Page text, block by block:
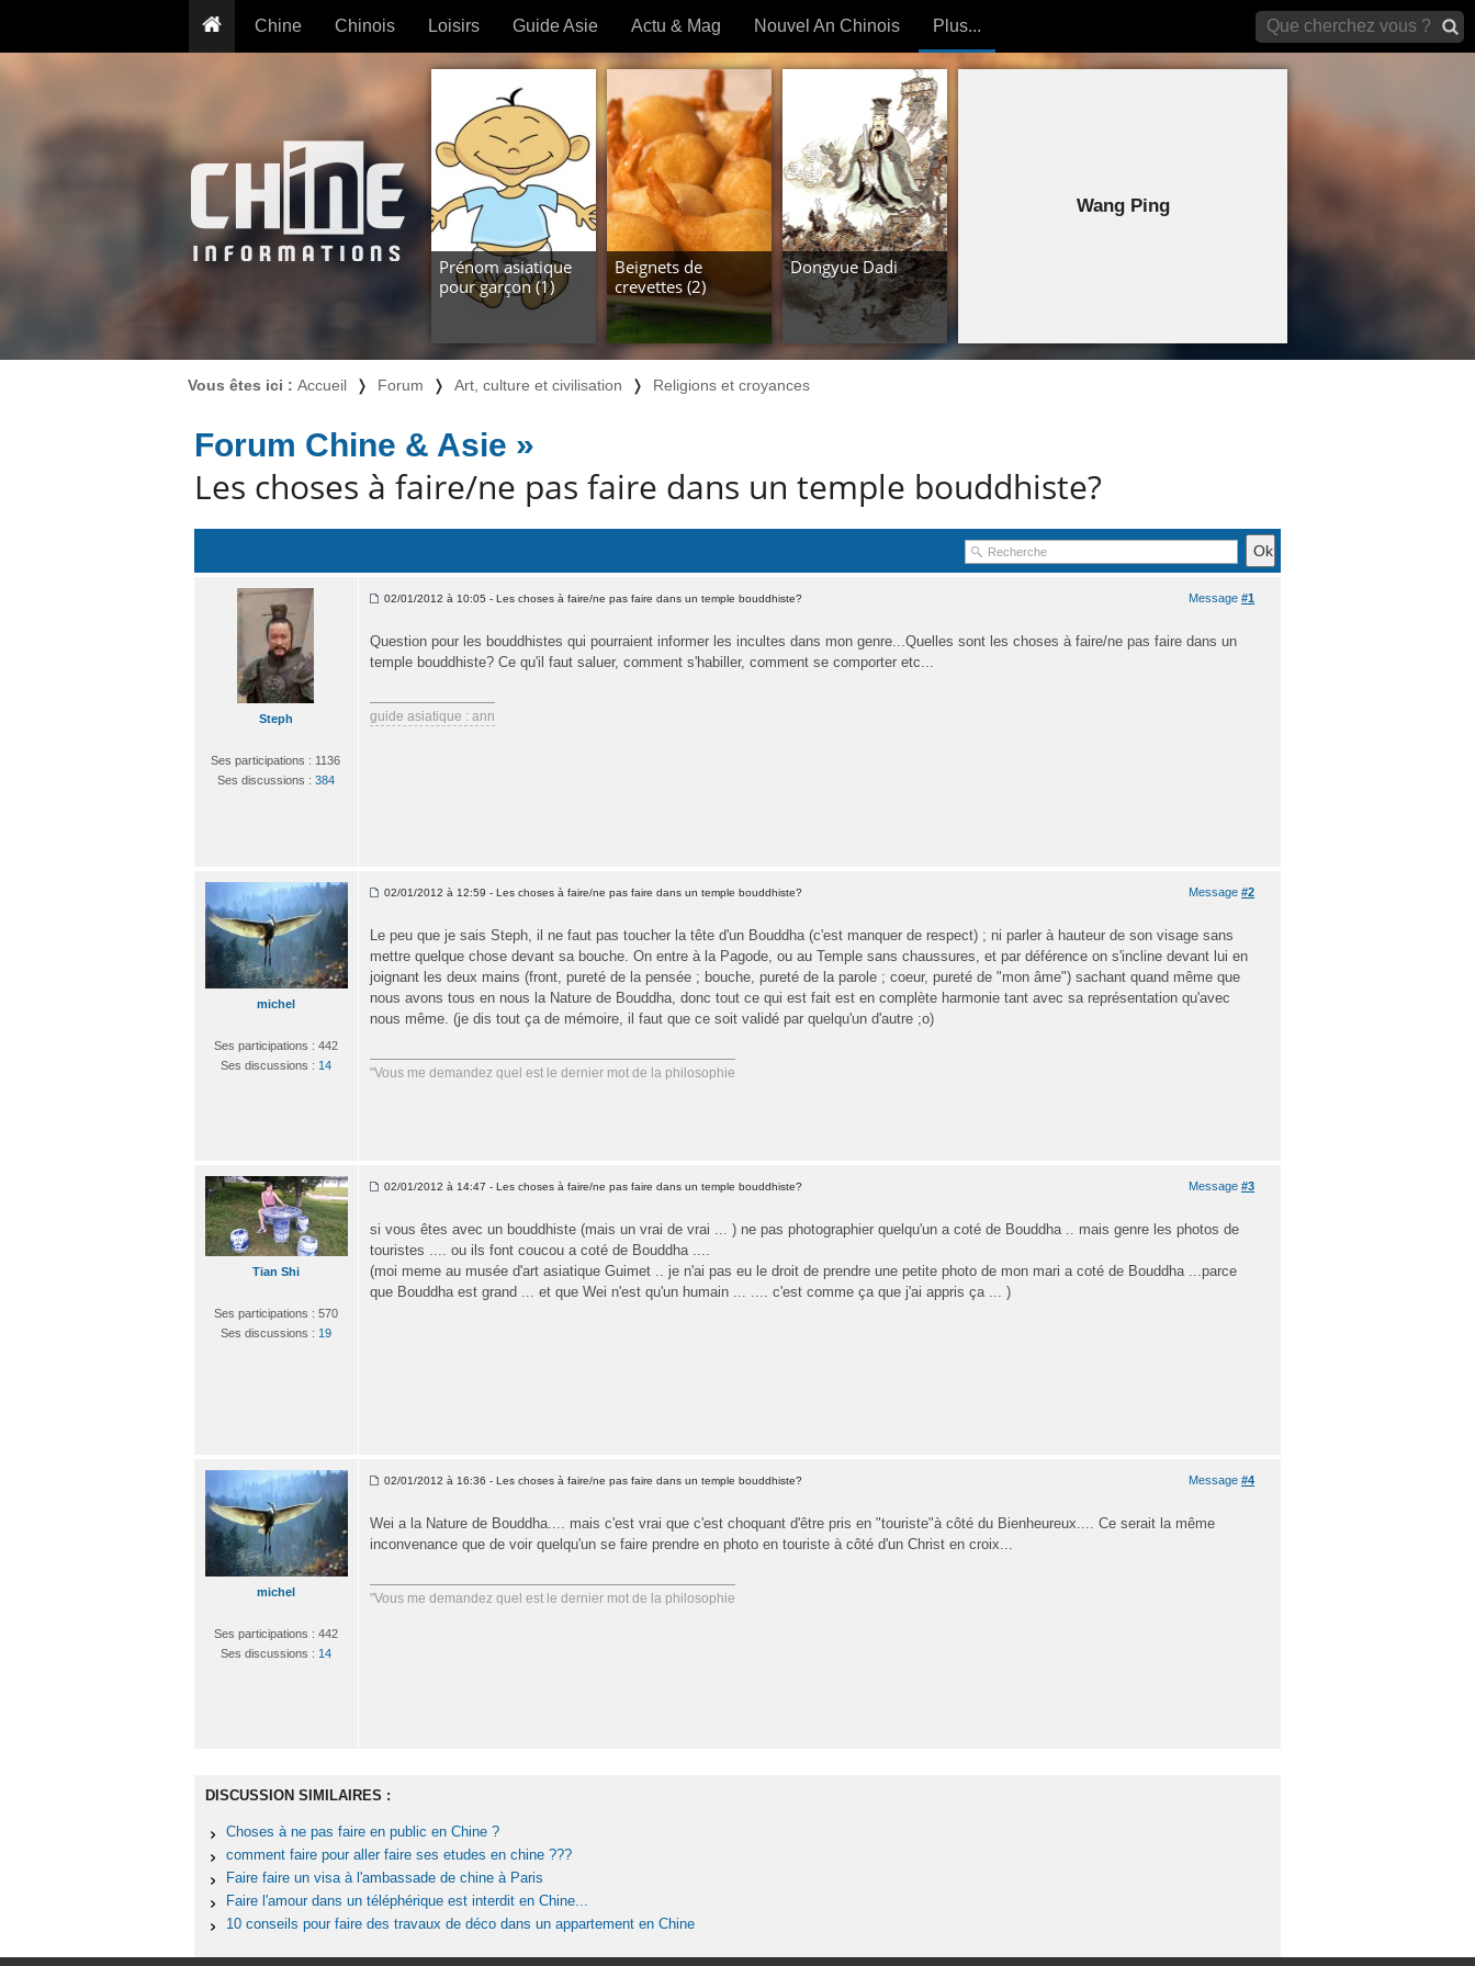
Chine
Conseils voyageurs
Plantes médicinales
Cuisine
Chinois
Grammaire
Traducteur
Exos & Flashcards
+50 Outils
Loisirs
Prénom
Tatouage
PLUS (24 OUTILS) »
Guide Asie Actu & Mag
Magazine
Articles intemporels
Nouvel An Chinois Plus...
Forum (archives)
Prénom asiatique
pour garçon (1)
Beignets de
crevettes (2)
Dongyue Dadi
Wang Ping
Vous êtes ici : Accueil ❭ Forum ❭ Art, culture et civilisation ❭ Religions et croyances
Forum Chine & Asie »
Les choses à faire/ne pas faire dans un temple bouddhiste?
Steph
Ses participations : 1136
Ses discussions : 384
Message#1
02/01/2012 à 10:05 - Les choses à faire/ne pas faire dans un temple bouddhiste?
Question pour les bouddhistes qui pourraient informer les incultes dans mon genre...Quelles sont les choses à faire/ne pas faire dans un
temple bouddhiste? Ce qu'il faut saluer, comment s'habiller, comment se comporter etc...
guide asiatique : ann
michel
Ses participations : 442
Ses discussions : 14
Message#2
02/01/2012 à 12:59 - Les choses à faire/ne pas faire dans un temple bouddhiste?
Le peu que je sais Steph, il ne faut pas toucher la tête d'un Bouddha (c'est manquer de respect) ; ni parler à hauteur de son visage sans
mettre quelque chose devant sa bouche. On entre à la Pagode, ou au Temple sans chaussures, et par déférence on s'incline devant lui en
joignant les deux mains (front, pureté de la pensée ; bouche, pureté de la parole ; coeur, pureté de "mon âme") sachant quand même que
nous avons tous en nous la Nature de Bouddha, donc tout ce qui est fait est en complète harmonie tant avec sa représentation qu'avec
nous même. (je dis tout ça de mémoire, il faut que ce soit validé par quelqu'un d'autre ;o)
"Vous me demandez quel est le dernier mot de la philosophie
Tian Shi
Ses participations : 570
Ses discussions : 19
Message#3
02/01/2012 à 14:47 - Les choses à faire/ne pas faire dans un temple bouddhiste?
si vous êtes avec un bouddhiste (mais un vrai de vrai ... ) ne pas photographier quelqu'un a coté de Bouddha .. mais genre les photos de
touristes .... ou ils font coucou a coté de Bouddha ....
(moi meme au musée d'art asiatique Guimet .. je n'ai pas eu le droit de prendre une petite photo de mon mari a coté de Bouddha ...parce
que Bouddha est grand ... et que Wei n'est qu'un humain ... .... c'est comme ça que j'ai appris ça ... )
michel
Ses participations : 442
Ses discussions : 14
Message#4
02/01/2012 à 16:36 - Les choses à faire/ne pas faire dans un temple bouddhiste?
Wei a la Nature de Bouddha.... mais c'est vrai que c'est choquant d'être pris en "touriste"à côté du Bienheureux.... Ce serait la même
inconvenance que de voir quelqu'un se faire prendre en photo en touriste à côté d'un Christ en croix...
"Vous me demandez quel est le dernier mot de la philosophie
DISCUSSION SIMILAIRES :
Choses à ne pas faire en public en Chine ?
comment faire pour aller faire ses etudes en chine ???
Faire faire un visa à l'ambassade de chine à Paris
Faire l'amour dans un téléphérique est interdit en Chine...
10 conseils pour faire des travaux de déco dans un appartement en Chine